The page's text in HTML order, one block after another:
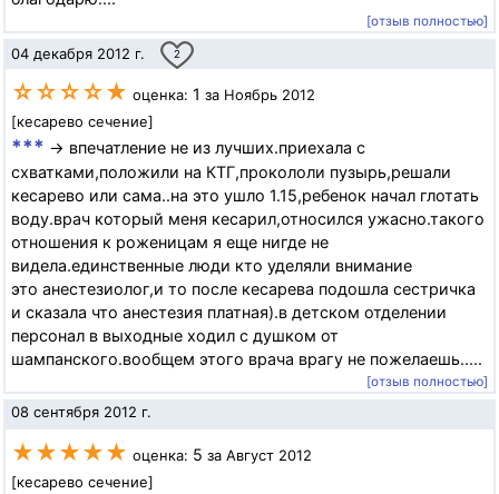
[отзыв полностью]
04 декабря 2012 г. 2
☆☆☆☆★ оценка: 1 за Ноябрь 2012
[кесарево сечение]
*** → впечатление не из лучших.приехала с
схватками,положили на КТГ,прокололи пузырь,решали
кесарево или сама..на это ушло 1.15,ребенок начал глотать
воду.врач который меня кесарил,относился ужасно.такого
отношения к роженицам я еще нигде не
видела.единственные люди кто уделяли внимание
это анестезиолог,и то после кесарева подошла сестричка
и сказала что анестезия платная).в детском отделении
персонал в выходные ходил с душком от
шампанского.вообщем этого врача врагу не пожелаешь.....
[отзыв полностью]
08 сентября 2012 г.
★★★★★ оценка: 5 за Август 2012
[кесарево сечение]